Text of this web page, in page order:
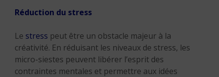
Réduction du stress
Le stress peut être un obstacle majeur à la
créativité. En réduisant les niveaux de stress, les
micro-siestes peuvent libérer l’esprit des
contraintes mentales et permettre aux idées